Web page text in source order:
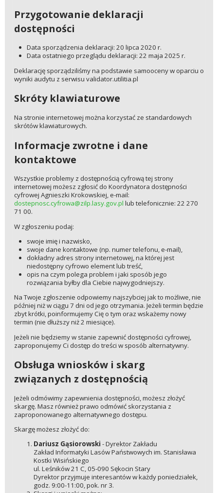
Przygotowanie deklaracji
dostępności
Data sporządzenia deklaracji: 20 lipca 2020 r.
Data ostatniego przeglądu deklaracji: 22 maja 2025 r.
Deklarację sporządziliśmy na podstawie samooceny w oparciu o
wyniki audytu z serwisu validator.utilitia.pl
Skróty klawiaturowe
Na stronie internetowej można korzystać ze standardowych
skrótów klawiaturowych.
Informacje zwrotne i dane
kontaktowe
Wszystkie problemy z dostępnością cyfrową tej strony
internetowej możesz zgłosić do Koordynatora dostępności
cyfrowej Agnieszki Krokowskiej, e-mail:
dostepnosc.cyfrowa@zilp.lasy.gov.pl lub telefonicznie: 22 270
71 00.
W zgłoszeniu podaj:
swoje imię i nazwisko,
swoje dane kontaktowe (np. numer telefonu, e-mail),
dokładny adres strony internetowej, na której jest
niedostępny cyfrowo element lub treść,
opis na czym polega problem i jaki sposób jego
rozwiązania byłby dla Ciebie najwygodniejszy.
Na Twoje zgłoszenie odpowiemy najszybciej jak to możliwe, nie
później niż w ciągu 7 dni od jego otrzymania. Jeżeli termin będzie
zbyt krótki, poinformujemy Cię o tym oraz wskażemy nowy
termin (nie dłuższy niż 2 miesiące).
Jeżeli nie będziemy w stanie zapewnić dostępności cyfrowej,
zaproponujemy Ci dostęp do treści w sposób alternatywny.
Obsługa wniosków i skarg
związanych z dostępnością
Jeżeli odmówimy zapewnienia dostępności, możesz złożyć
skargę. Masz również prawo odmówić skorzystania z
zaproponowanego alternatywnego dostępu.
Skargę możesz złożyć do:
Dariusz Gąsiorowski - Dyrektor Zakładu
Zakład Informatyki Lasów Państwowych im. Stanisława
Kostki Wisińskiego
ul. Leśników 21 C, 05-090 Sękocin Stary
Dyrektor przyjmuje interesantów w każdy poniedziałek,
godz. 9:00-11:00, pok. nr 3.